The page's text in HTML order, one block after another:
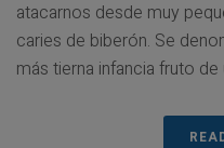
atacarnos desde muy
caries de biberón. Se
más tierna infancia fruto de